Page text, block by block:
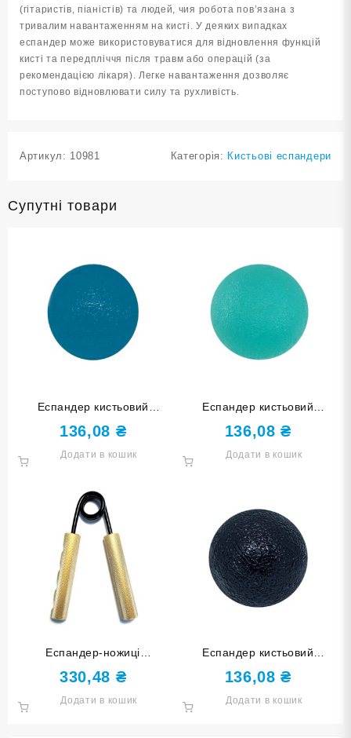
(гітаристів, піаністів) та людей, чия робота пов’язана з
тривалим навантаженням на кисті. У деяких випадках
еспандер може використовуватися для відновлення функцій
кисті та передпліччя після травм або операцій (за
рекомендацією лікаря). Легке навантаження дозволяє
поступово відновлювати силу та рухливість.
Артикул: 10981 Категорія: Кистьові еспандери
Супутні товари
Еспандер кистьовий
КУЛЬКА синій DQ-W-Blue
136,08 ₴
Додати в кошик
Еспандер кистьовий
КУЛЬКА блакитний DQ-W-
Green
136,08₴
Додати в кошик
Еспандер-ножиці
навантаження 100 lb 100LB-
ЗО
330,48 ₴
Додати в кошик
Еспандер кистьовий
КУЛЬКА чорний DQ-W-Black
136,08₴
Додати в кошик